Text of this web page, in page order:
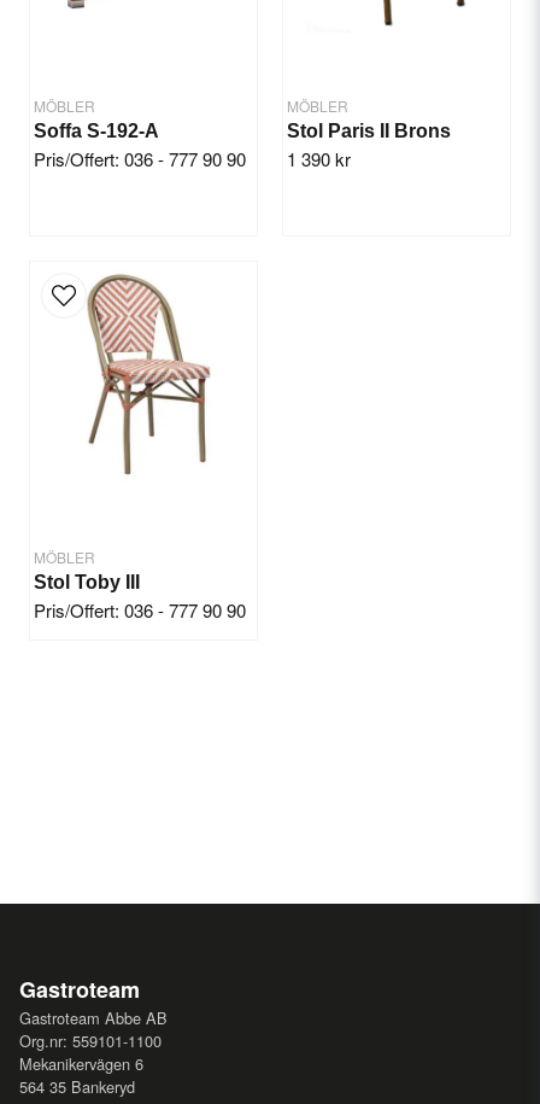
MÖBLER
Soffa S-192-A
Pris/Offert: 036 - 777 90 90
MÖBLER
Stol Paris II Brons
1 390 kr
MÖBLER
Stol Toby III
Pris/Offert: 036 - 777 90 90
Gastroteam
Gastroteam Abbe AB
Org.nr: 559101-1100
Mekanikervägen 6
564 35 Bankeryd